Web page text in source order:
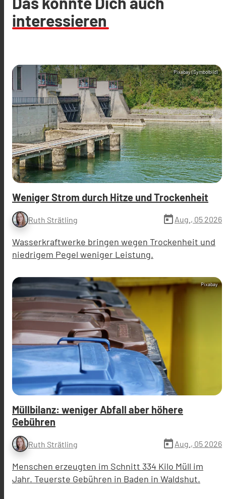
interessieren
Pixabay (Symbolbild)
Weniger Strom durch Hitze und Trockenheit
Ruth Strätling today Aug., 05 2026
Wasserkraftwerke bringen wegen Trockenheit und
niedrigem Pegel weniger Leistung.
Pixabay
Müllbilanz: weniger Abfall aber höhere
Gebühren
Ruth Strätling today Aug., 05 2026
Menschen erzeugten im Schnitt 334 Kilo Müll im
Jahr. Teuerste Gebühren in Baden in Waldshut.